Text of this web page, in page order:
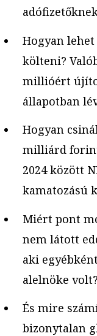
Hogyan
költeni?
millióért
állapotban
Hogyan
milliárd
2024 között
kamatozású
Miért pont
nem látott
aki
alelnöke volt?
És mire
bizonytalan